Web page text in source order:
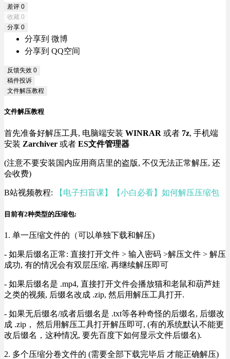
差评 0
收藏 0
分享 0
分享到 微博
分享到 QQ空间
反馈失效 0
稿件投诉
文件解压教程
文件解压教程
首先准备好解压工具, 电脑端安装 WINRAR 或者 7z, 手机端
安装 Zarchiver 或者 ES文件管理器
(注意不要安装国内应用商店里的盗版, 不仅无法正常解压, 还
会收费)
B站视频教程: 【电子扫盲课】【小白必看】如何解压压缩包
目前有2种类型的压缩包:
1. 单一压缩文件的（可以单独下载和解压)
- 如果后缀名正常: 直接打开文件 > 输入密码 >解压文件 > 解压
成功, 有的情况会有双层压缩, 再继续解压即可
- 如果后缀名是 .mp4, 直接打开文件会播放猫和老鼠和葫芦娃
之类的视频, 后缀名改成 .zip, 然后用解压工具打开.
- 如果无后缀名/或者后缀名是 .txt等各种奇怪的后缀名, 后缀改
成 .zip， 然后用解压工具打开解压即可, (有的系统默认不能更
改后缀名，这种情况, 要先百度下如何显示文件后缀名).
2. 多个压缩分卷文件的 (需要全部下载完毕后 才能正确解压)